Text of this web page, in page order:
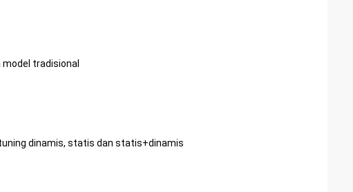
model tradisional
dinamis, statis dan statis+dinamis